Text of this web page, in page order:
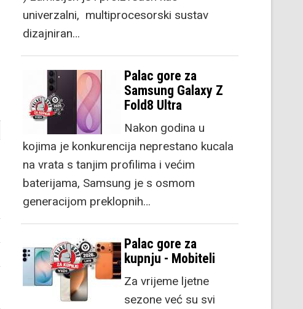
univerzalni, multiprocesorski sustav
dizajniran…
Palac gore za
Samsung Galaxy Z
Fold8 Ultra
Nakon godina u
kojima je konkurencija neprestano kucala
na vrata s tanjim profilima i većim
baterijama, Samsung je s osmom
generacijom preklopnih…
Palac gore za
kupnju - Mobiteli
Za vrijeme ljetne
sezone već su svi